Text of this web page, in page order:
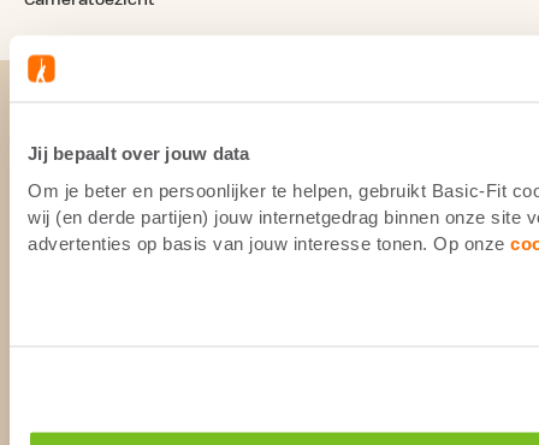
Jij bepaalt over jouw data
Om je beter en persoonlijker te helpen, gebruikt Basic-Fit
wij (en derde partijen) jouw internetgedrag binnen onze site
advertenties op basis van jouw interesse tonen. Op onze